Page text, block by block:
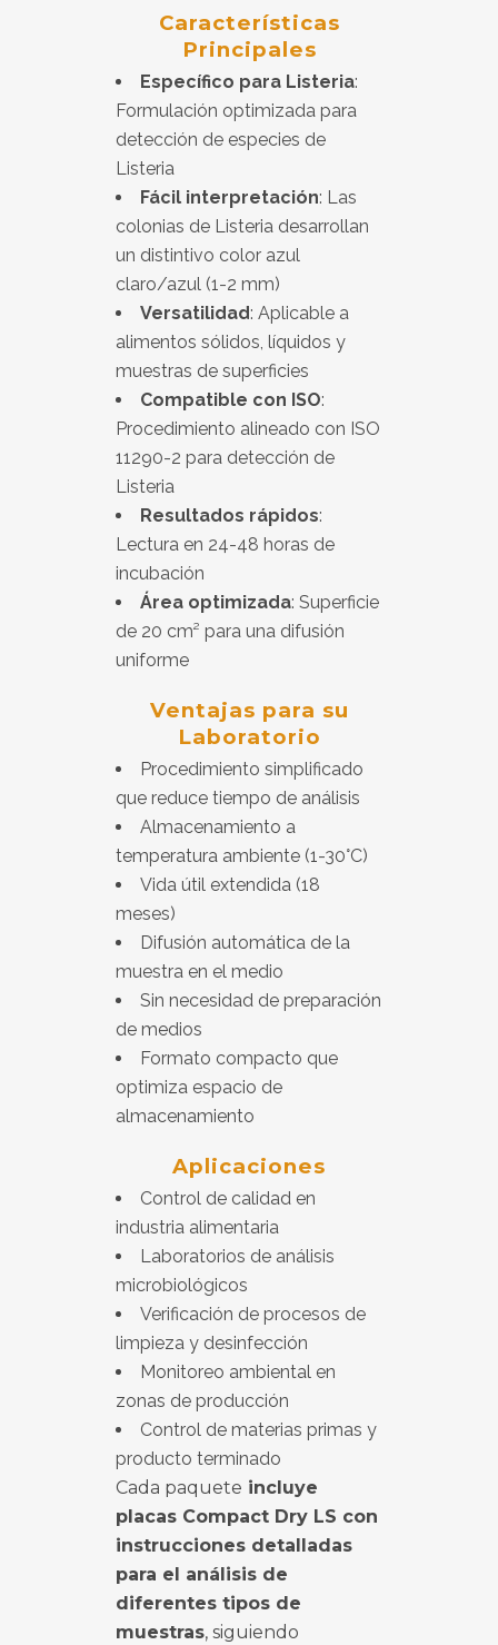
Características
Principales
Específico para Listeria:
Formulación optimizada para
detección de especies de
Listeria
Fácil interpretación: Las
colonias de Listeria desarrollan
un distintivo color azul
claro/azul (1-2 mm)
Versatilidad: Aplicable a
alimentos sólidos, líquidos y
muestras de superficies
Compatible con ISO:
Procedimiento alineado con ISO
11290-2 para detección de
Listeria
Resultados rápidos:
Lectura en 24-48 horas de
incubación
Área optimizada: Superficie
de 20 cm² para una difusión
uniforme
Ventajas para su
Laboratorio
Procedimiento simplificado
que reduce tiempo de análisis
Almacenamiento a
temperatura ambiente (1-30°C)
Vida útil extendida (18
meses)
Difusión automática de la
muestra en el medio
Sin necesidad de preparación
de medios
Formato compacto que
optimiza espacio de
almacenamiento
Aplicaciones
Control de calidad en
industria alimentaria
Laboratorios de análisis
microbiológicos
Verificación de procesos de
limpieza y desinfección
Monitoreo ambiental en
zonas de producción
Control de materias primas y
producto terminado
Cada paquete incluye
placas Compact Dry LS con
instrucciones detalladas
para el análisis de
diferentes tipos de
muestras, siguiendo